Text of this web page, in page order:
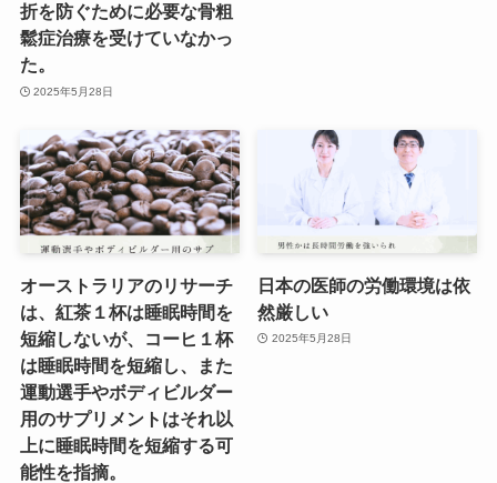
折を防ぐために必要な骨粗
鬆症治療を受けていなかっ
た。
2025年5月28日
オーストラリアのリサーチ
は、紅茶１杯は睡眠時間を
短縮しないが、コーヒ１杯
は睡眠時間を短縮し、また
運動選手やボディビルダー
用のサプリメントはそれ以
上に睡眠時間を短縮する可
能性を指摘。
日本の医師の労働環境は依
然厳しい
2025年5月28日